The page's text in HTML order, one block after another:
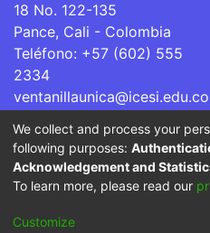
18 No. 122-135
Pance, Cali - Colombia
Teléfono: +57 (602) 555
2334
ventanillaunica@icesi.edu.co
La Universidad Icesi es
Superior que se encuentra
por parte del Ministerio
Cookie
We collect and process your
following purposes:
Acknowledgement and
To learn more, please read our
Customize